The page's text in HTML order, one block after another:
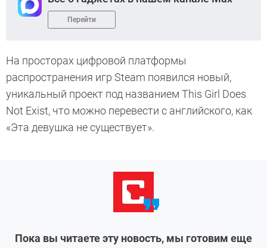
Перейти
На просторах цифровой платформы
распространения игр Steam появился новый,
уникальный проект под названием This Girl Does
Not Exist, что можно перевести с английского, как
«Эта девушка не существует».
Пока вы читаете эту новость, мы готовим еще